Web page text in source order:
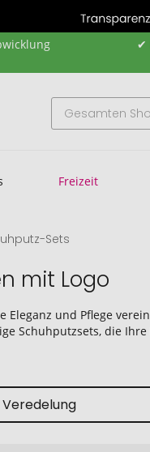
✔
Freizeit
Sets
mit Logo
Eleganz und Pflege
Schuhputzsets, die
Veredelung